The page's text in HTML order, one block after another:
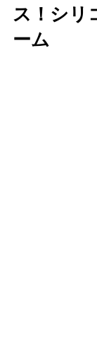
ス！シリ
ーム